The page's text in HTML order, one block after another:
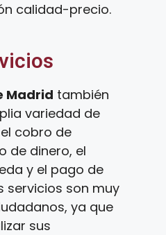
calidad-precio.
Madrid también
variedad de
cobro de
de dinero, el
y el pago de
servicios son muy
ya que
sus